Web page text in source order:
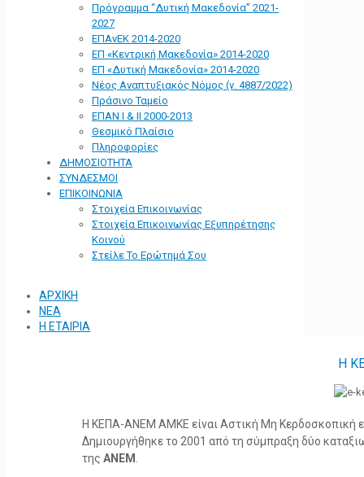
Πρόγραμμα “Δυτική Μακεδονία” 2021-
2027
ΕΠΑνΕΚ 2014-2020
ΕΠ «Kεντρική Μακεδονία» 2014-2020
ΕΠ «Δυτική Μακεδονία» 2014-2020
Νέος Αναπτυξιακός Νόμος (ν. 4887/2022)
Πράσινο Ταμείο
ΕΠΑΝ Ι & ΙΙ 2000-2013
Θεσμικό Πλαίσιο
Πληροφορίες
ΔΗΜΟΣΙΟΤΗΤΑ
ΣΥΝΔΕΣΜΟΙ
ΕΠΙΚΟΙΝΩΝΙΑ
Στοιχεία Επικοινωνίας
Στοιχεία Επικοινωνίας Εξυπηρέτησης
Κοινού
Στείλε Το Ερώτημά Σου
ΑΡΧΙΚΗ
ΝΕΑ
Η ΕΤΑΙΡΙΑ
Η
Η ΚΕΠΑ-ΑΝΕΜ ΑΜΚΕ είναι Αστική Μη Κερδοσκοπική
Δημιουργήθηκε το 2001 από τη σύμπραξη δύο
της ΑΝΕΜ